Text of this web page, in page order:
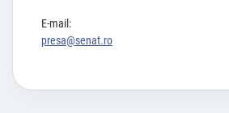
E-mail:
presa@senat.ro